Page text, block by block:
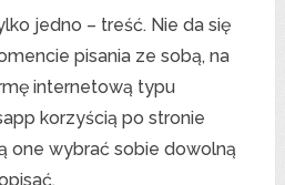
jedno – treść. Nie da się
pisania ze sobą, na
internetową typu
korzyścią po stronie
one wybrać sobie dowolną